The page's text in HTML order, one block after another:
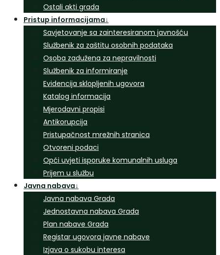
Ostali akti grada
Pristup informacijama↓
Savjetovanje sa zainteresiranom javnošću
Službenik za zaštitu osobnih podataka
Osoba zadužena za nepravilnosti
Službenik za informiranje
Evidencija sklopljenih ugovora
Katalog informacija
Mjerodavni propisi
Antikorupcija
Pristupačnost mrežnih stranica
Otvoreni podaci
Opći uvjeti isporuke komunalnih usluga
Prijem u službu
Javna nabava↓
Javna nabava Grada
Jednostavna nabava Grada
Plan nabave Grada
Registar ugovora javne nabave
Izjava o sukobu interesa